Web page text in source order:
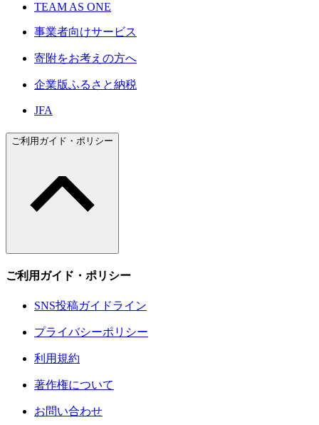
TEAM AS ONE
事業者向けサービス
寄附をお考えの方へ
企業版ふるさと納税
JFA
ご利用ガイド・ポリシー
ご利用ガイド・ポリシー
SNS投稿ガイドライン
プライバシーポリシー
利用規約
著作権について
お問い合わせ